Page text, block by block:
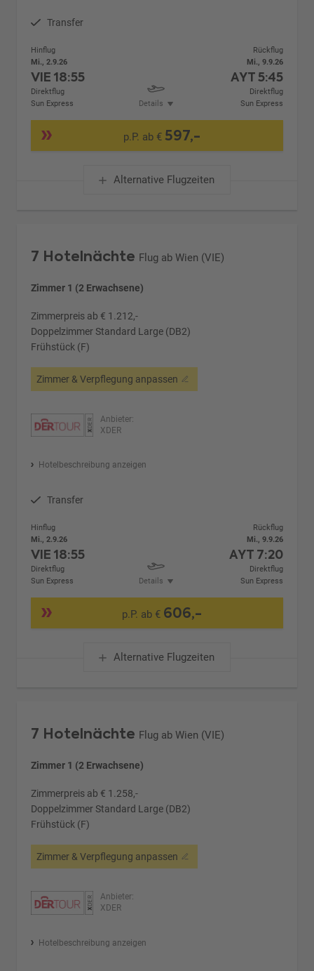
Transfer
Hinflug
Mi., 2.9.26
VIE18:55
Direktflug
Sun Express
Details
Rückflug
Mi., 9.9.26
AYT5:45
Direktflug
Sun Express
p.P. ab € 597,-
Alternative Flugzeiten
7 Hotelnächte Flug ab Wien (VIE)
Zimmer 1 (2 Erwachsene)
Zimmerpreis ab € 1.212,-
Doppelzimmer Standard Large (DB2)
Frühstück (F)
Zimmer & Verpflegung anpassen
Anbieter:
XDER
Hotelbeschreibung anzeigen
Transfer
Hinflug
Mi., 2.9.26
VIE18:55
Direktflug
Sun Express
Details
Rückflug
Mi., 9.9.26
AYT 7:20
Direktflug
Sun Express
p.P. ab € 606,-
Alternative Flugzeiten
7 Hotelnächte Flug ab Wien (VIE)
Zimmer 1 (2 Erwachsene)
Zimmerpreis ab € 1.258,-
Doppelzimmer Standard Large (DB2)
Frühstück (F)
Zimmer & Verpflegung anpassen
Anbieter:
XDER
Hotelbeschreibung anzeigen